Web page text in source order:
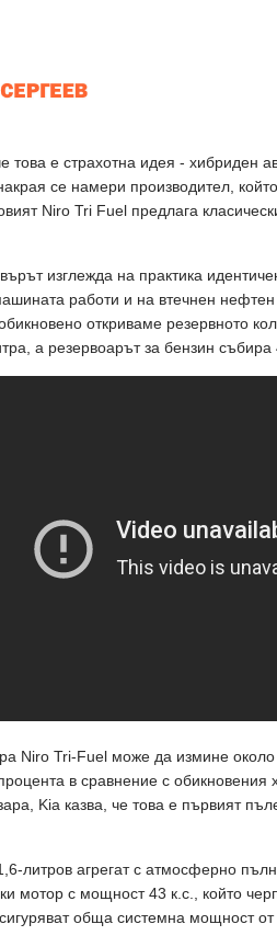
това е страхотна идея - хибриден
се намери производител,
Niro Tri Fuel предлага
изглежда на практика
работи и на втечнен
откриваме резервното
а резервоарът за бензин
Niro Tri-Fuel може да измине
в сравнение с обикновения
Kia казва, че това е първият
литров агрегат с атмосферно
мотор с мощност 43 к.с., който
обща системна мощност